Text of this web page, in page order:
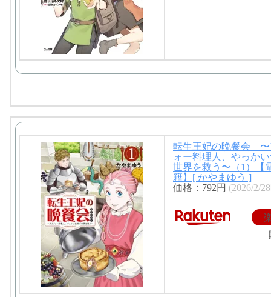
転生王妃の晩餐会 〜
ォー料理人、やっか
世界を救う〜（1）【
籍】[ かやまゆう ]
価格：792円 (2026/2/